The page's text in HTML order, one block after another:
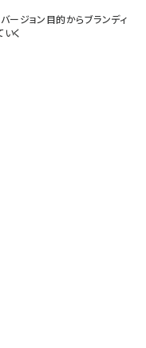
ージョン目的からブランディ
く